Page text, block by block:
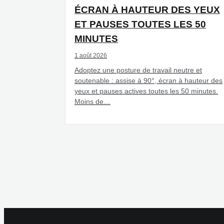
ÉCRAN À HAUTEUR DES YEUX
ET PAUSES TOUTES LES 50
MINUTES
1 août 2026
Adoptez une posture de travail neutre et
soutenable : assise à 90°, écran à hauteur des
yeux et pauses actives toutes les 50 minutes.
Moins de…